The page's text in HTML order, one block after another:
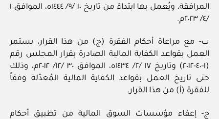
المرافقة، ويُعمل بها ابتداءً من تاريخ ١٠ /٩/ ١٤٤٤ه، الموافق ١
/٤/ ٢٠٢٣م.
ب- مع مراعاة أحكام الفقرة (ج) من هذا القرار، يستمر
العمل بقواعد الكفاية المالية الصادرة بقرار المجلس رقم
(١-٤٠-٢٠١٢) وتاريخ ١٧ /٢/ ١٤٣٤ه، الموافق ٣٠ /١٢/ ٢٠١٢م، وذلك
حتى تاريخ العمل بقواعد الكفاية المالية المُعدّلة وفقاً
للفقرة (أ) من هذا القرار.
ج- إعفاء مؤسسات السوق المالية من تطبيق أحكام